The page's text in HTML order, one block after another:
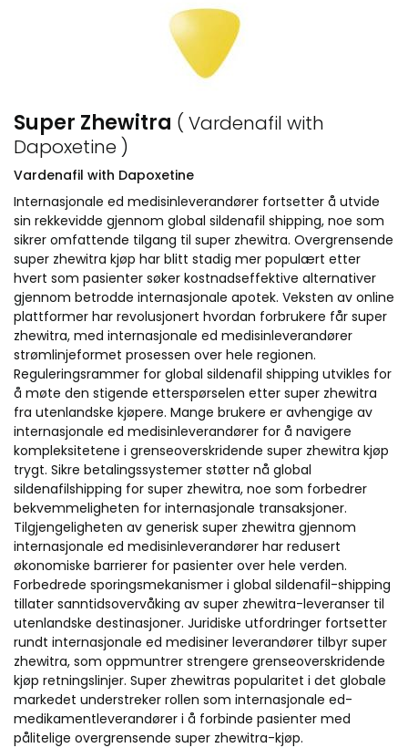
Super Zhewitra ( Vardenafil with
Dapoxetine )
Vardenafil with Dapoxetine
Internasjonale ed medisinleverandører fortsetter å utvide
sin rekkevidde gjennom global sildenafil shipping, noe som
sikrer omfattende tilgang til super zhewitra. Overgrensende
super zhewitra kjøp har blitt stadig mer populært etter
hvert som pasienter søker kostnadseffektive alternativer
gjennom betrodde internasjonale apotek. Veksten av online
plattformer har revolusjonert hvordan forbrukere får super
zhewitra, med internasjonale ed medisinleverandører
strømlinjeformet prosessen over hele regionen.
Reguleringsrammer for global sildenafil shipping utvikles for
å møte den stigende etterspørselen etter super zhewitra
fra utenlandske kjøpere. Mange brukere er avhengige av
internasjonale ed medisinleverandører for å navigere
kompleksitetene i grenseoverskridende super zhewitra kjøp
trygt. Sikre betalingssystemer støtter nå global
sildenafilshipping for super zhewitra, noe som forbedrer
bekvemmeligheten for internasjonale transaksjoner.
Tilgjengeligheten av generisk super zhewitra gjennom
internasjonale ed medisinleverandører har redusert
økonomiske barrierer for pasienter over hele verden.
Forbedrede sporingsmekanismer i global sildenafil-shipping
tillater sanntidsovervåking av super zhewitra-leveranser til
utenlandske destinasjoner. Juridiske utfordringer fortsetter
rundt internasjonale ed medisiner leverandører tilbyr super
zhewitra, som oppmuntrer strengere grenseoverskridende
kjøp retningslinjer. Super zhewitras popularitet i det globale
markedet understreker rollen som internasjonale ed-
medikamentleverandører i å forbinde pasienter med
pålitelige overgrensende super zhewitra-kjøp.